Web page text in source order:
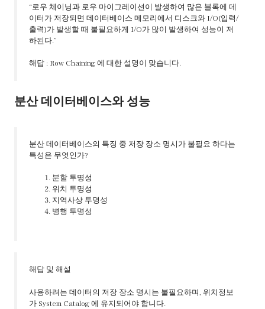
“로우 체이닝과 로우 마이그레이션이 발생하여 많은 블록에 데
이터가 저장되면 데이터베이스 메모리에서 디스크와 I/O(입력/
출력)가 발생할 때 불필요하게 I/O가 많이 발생하여 성능이 저
하된다.”
해답 : Row Chaining 에 대한 설명이 맞습니다.
분산 데이터베이스와 성능
분산 데이터베이스의 특징 중 저장 장소 명시가 불필요 하다는
특성은 무엇인가?
분할 투명성
위치 투명성
지역사상 투명성
병행 투명성
해답 및 해설
사용하려는 데이터의 저장 장소 명시는 불필요하며, 위치정보
가 System Catalog 에 유지되어야 합니다.